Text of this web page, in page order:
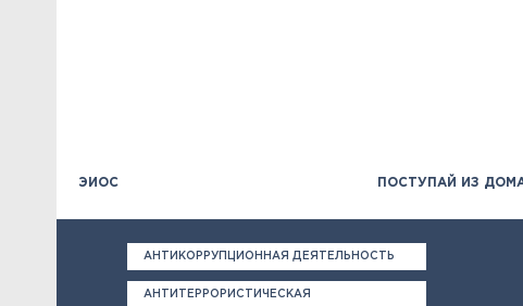
ЭИОС ПОСТУПАЙ ИЗ
АНТИКОРРУПЦИОННАЯ ДЕЯТЕЛЬНОСТЬ
АНТИТЕРРОРИСТИЧЕСКАЯ